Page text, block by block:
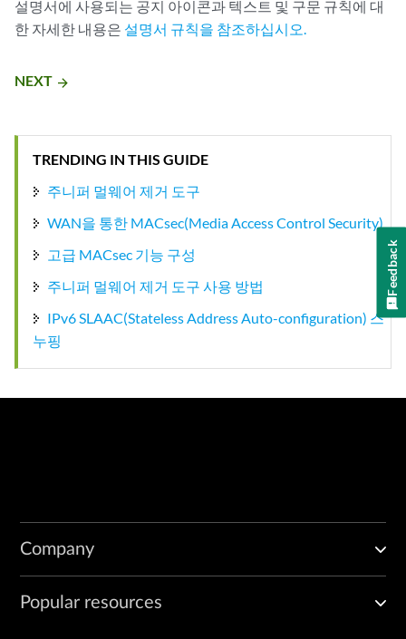
설명서에 사용되는 공지 아이콘과 텍스트 및 구문 규칙에 대
한 자세한 내용은 설명서 규칙을 참조하십시오.
NEXT arrow_forward
TRENDING IN THIS GUIDE
주니퍼 멀웨어 제거 도구
WAN을 통한 MACsec(Media Access Control Security)
고급 MACsec 기능 구성
주니퍼 멀웨어 제거 도구 사용 방법
IPv6 SLAAC(Stateless Address Auto-configuration) 스
누핑
Company
Popular resources
Feedback